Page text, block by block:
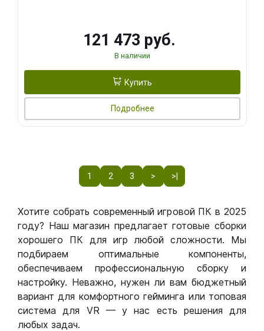
121 473 руб.
В наличии
Купить
Подробнее
1 2 3 > >|
Хотите собрать современный игровой ПК в 2025
году? Наш магазин предлагает готовые сборки
хорошего ПК для игр любой сложности. Мы
подбираем оптимальные компоненты,
обеспечиваем профессиональную сборку и
настройку. Неважно, нужен ли вам бюджетный
вариант для комфортного гейминга или топовая
система для VR — у нас есть решения для
любых задач.